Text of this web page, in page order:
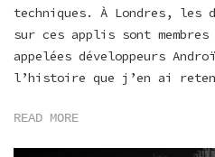
techniques. À Londres, les
sur ces applis sont
appelées développeurs
l’histoire que j’en ai
READ MORE